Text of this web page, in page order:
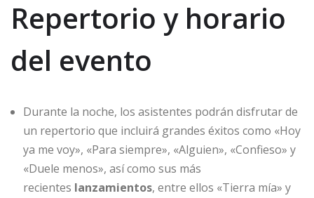
Repertorio y horario
del evento
Durante la noche, los asistentes podrán disfrutar de
un repertorio que incluirá grandes éxitos como «Hoy
ya me voy», «Para siempre», «Alguien», «Confieso» y
«Duele menos», así como sus más
recientes lanzamientos, entre ellos «Tierra mía» y